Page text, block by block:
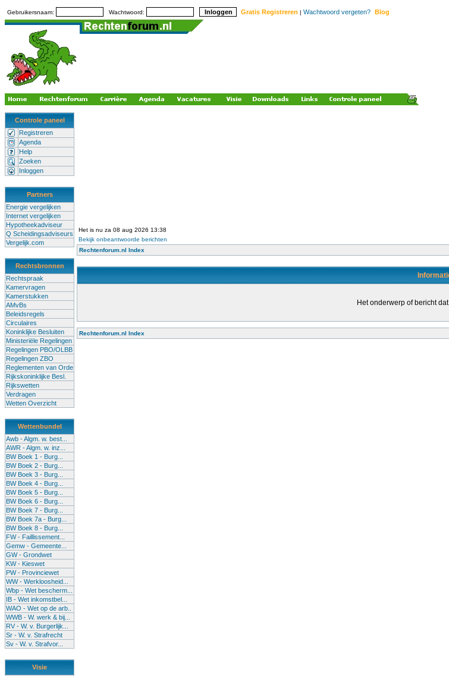
Gebruikersnaam: Wachtwoord: Gratis Registreren | Wachtwoord vergeten? Blog
Controle paneel
Registreren
Agenda
Help
Zoeken
Inloggen
Partners
Energie vergelijken
Internet vergelijken
Hypotheekadviseur
Q Scheidingsadviseurs
Vergelijk.com
Rechtsbronnen
Rechtspraak
Kamervragen
Kamerstukken
AMvBs
Beleidsregels
Circulaires
Koninklijke Besluiten
Ministeriële Regelingen
Regelingen PBO/OLBB
Regelingen ZBO
Reglementen van Orde
Rijkskoninklijke Besl.
Rijkswetten
Verdragen
Wetten Overzicht
Wettenbundel
Awb - Algm. w. best...
AWR - Algm. w. inz...
BW Boek 1 - Burg...
BW Boek 2 - Burg...
BW Boek 3 - Burg...
BW Boek 4 - Burg...
BW Boek 5 - Burg...
BW Boek 6 - Burg...
BW Boek 7 - Burg...
BW Boek 7a - Burg...
BW Boek 8 - Burg...
FW - Faillissement...
Gemw - Gemeente...
GW - Grondwet
KW - Kieswet
PW - Provinciewet
WW - Werkloosheid...
Wbp - Wet bescherm...
IB - Wet inkomstbel...
WAO - Wet op de arb..
WWB - W. werk & bij...
RV - W. v. Burgerlijk...
Sr - W. v. Strafrecht
Sv - W. v. Strafvor...
Visie
Het is nu za 08 aug 2026 13:38
Bekijk onbeantwoorde berichten
Rechtenforum.nl Index
Het onderwerp of bericht
Rechtenforum.nl Index